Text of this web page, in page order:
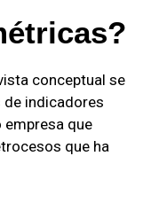
conceptual se
indicadores
empresa que
que ha